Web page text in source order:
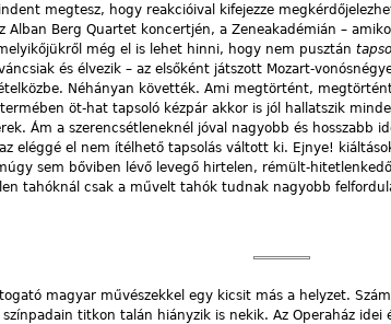
megtesz, hogy reakcióival kifejezze
Alban Berg Quartet koncertjén, a Zeneakadémián –
még el is lehet hinni, hogy nem pusztán
és élvezik – az elsőként játszott Mozart-
Néhányan követték. Ami megtörtént,
öt-hat tapsoló kézpár akkor is jól hallatszik
Ám a szerencsétleneknél jóval nagyobb és hosszabb
eléggé el nem ítélhető tapsolás váltott ki. Ejnye!
sem bőviben lévő levegő hirtelen, rémült-
tahóknál csak a művelt tahók tudnak nagyobb
magyar művészekkel egy kicsit más a helyzet.
titkon talán hiányzik is nekik. Az Operaház